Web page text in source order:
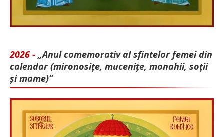
2026 - „Anul comemorativ al sfintelor femei din
calendar (mironosițe, mu­cenițe, monahii, soții
și mame)”